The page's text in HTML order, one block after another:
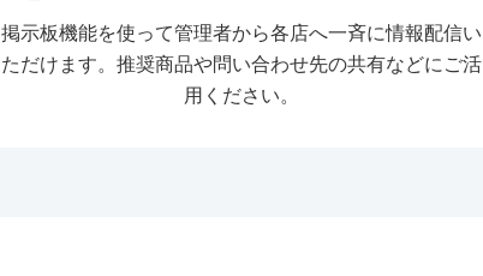
掲示板機能を使って管理者から各店へ一斉に情報配信い
ただけます。推奨商品や問い合わせ先の共有などにご活
用ください。